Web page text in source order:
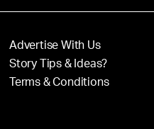
Advertise With Us
Story Tips & Ideas?
Terms & Conditions